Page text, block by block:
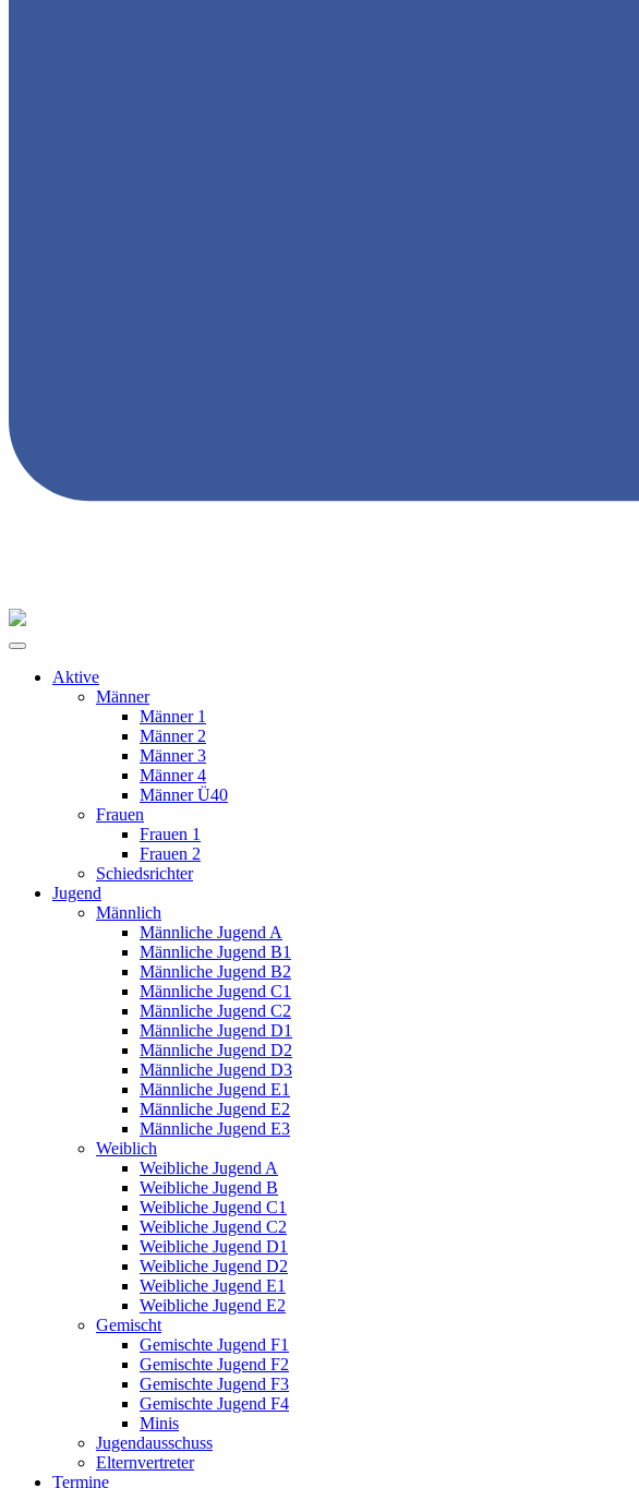
Aktive
Männer
Männer 1
Männer 2
Männer 3
Männer 4
Männer Ü40
Frauen
Frauen 1
Frauen 2
Schiedsrichter
Jugend
Männlich
Männliche Jugend A
Männliche Jugend B1
Männliche Jugend B2
Männliche Jugend C1
Männliche Jugend C2
Männliche Jugend D1
Männliche Jugend D2
Männliche Jugend D3
Männliche Jugend E1
Männliche Jugend E2
Männliche Jugend E3
Weiblich
Weibliche Jugend A
Weibliche Jugend B
Weibliche Jugend C1
Weibliche Jugend C2
Weibliche Jugend D1
Weibliche Jugend D2
Weibliche Jugend E1
Weibliche Jugend E2
Gemischt
Gemischte Jugend F1
Gemischte Jugend F2
Gemischte Jugend F3
Gemischte Jugend F4
Minis
Jugendausschuss
Elternvertreter
Termine